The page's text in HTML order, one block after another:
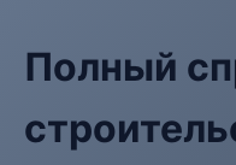
Полный